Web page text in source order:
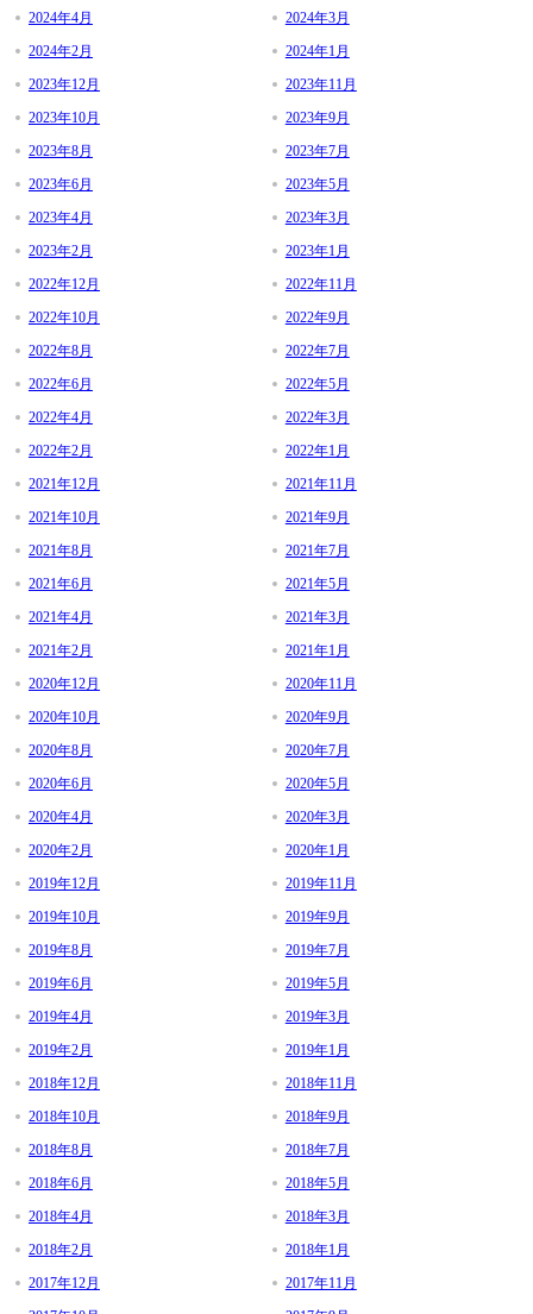
2024年4月
2024年3月
2024年2月
2024年1月
2023年12月
2023年11月
2023年10月
2023年9月
2023年8月
2023年7月
2023年6月
2023年5月
2023年4月
2023年3月
2023年2月
2023年1月
2022年12月
2022年11月
2022年10月
2022年9月
2022年8月
2022年7月
2022年6月
2022年5月
2022年4月
2022年3月
2022年2月
2022年1月
2021年12月
2021年11月
2021年10月
2021年9月
2021年8月
2021年7月
2021年6月
2021年5月
2021年4月
2021年3月
2021年2月
2021年1月
2020年12月
2020年11月
2020年10月
2020年9月
2020年8月
2020年7月
2020年6月
2020年5月
2020年4月
2020年3月
2020年2月
2020年1月
2019年12月
2019年11月
2019年10月
2019年9月
2019年8月
2019年7月
2019年6月
2019年5月
2019年4月
2019年3月
2019年2月
2019年1月
2018年12月
2018年11月
2018年10月
2018年9月
2018年8月
2018年7月
2018年6月
2018年5月
2018年4月
2018年3月
2018年2月
2018年1月
2017年12月
2017年11月